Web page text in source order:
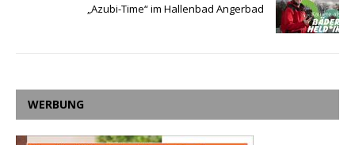
„Azubi-Time“ im Hallenbad Angerbad
WERBUNG